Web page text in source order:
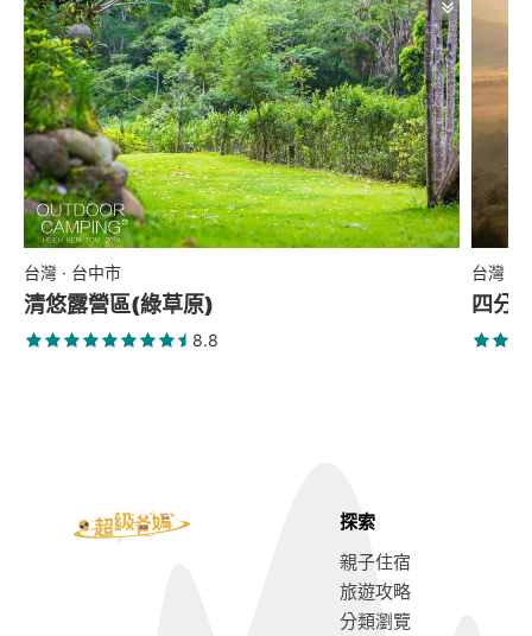
台灣 · 台中市
清悠露營區(綠草原)
8.8
台灣 ·
四分
探索
親子住宿
旅遊攻略
分類瀏覽